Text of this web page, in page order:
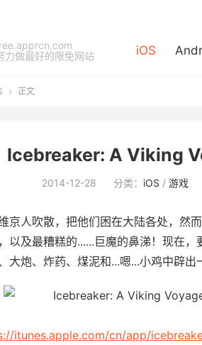
力做最好的限免网站
iOS
 正文
Icebreaker: A Viking
2014-12-28 分类： iOS / 游戏
京人吹散，把他们困在大陆各处，然
以及最糟糕的......巨魔的鼻涕！现在
大炮、炸药、煤泥和...嗯...小鸡中辟出
itunes.apple.com/cn/app/